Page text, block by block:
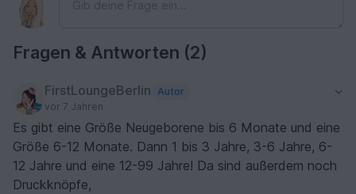
Fragen & Antworten (2)
FirstLoungeBerlin
Autor
vor 7 Jahren
Es gibt eine Größe Neugeborene bis 6 Monate und eine
Größe 6-12 Monate. Dann 1 bis 3 Jahre, 3-6 Jahre, 6-
12 Jahre und eine 12-99 Jahre! Da sind außerdem noch
Druckknöpfe,